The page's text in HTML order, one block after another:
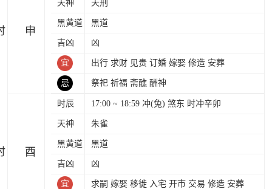
天神 天刑
黑黄道 黑道
吉凶 凶
宜 出行 求财 见贵 订婚 嫁娶 修造 安葬
忌 祭祀 祈福 斋醮 酬神
时辰 17:00 ~ 18:59 冲(兔) 煞东 时冲辛卯
天神 朱雀
黑黄道 黑道
吉凶 凶
宜 求嗣 嫁娶 移徙 入宅 开市 交易 修造 安葬